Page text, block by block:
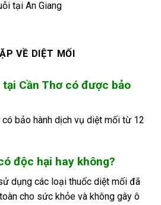
tại An Giang
VỀ DIỆT MỐI
Cần Thơ có được bảo
bảo hành dịch vụ diệt mối từ 12
độc hại hay không?
dụng các loại thuốc diệt mối đã
cho sức khỏe và không gây ô